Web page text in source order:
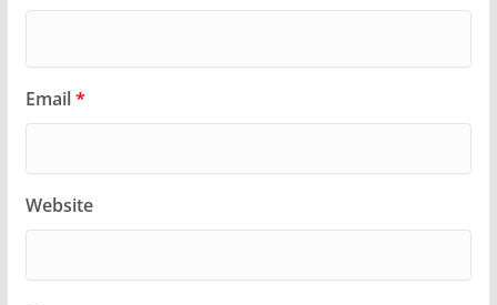
Email*
Website